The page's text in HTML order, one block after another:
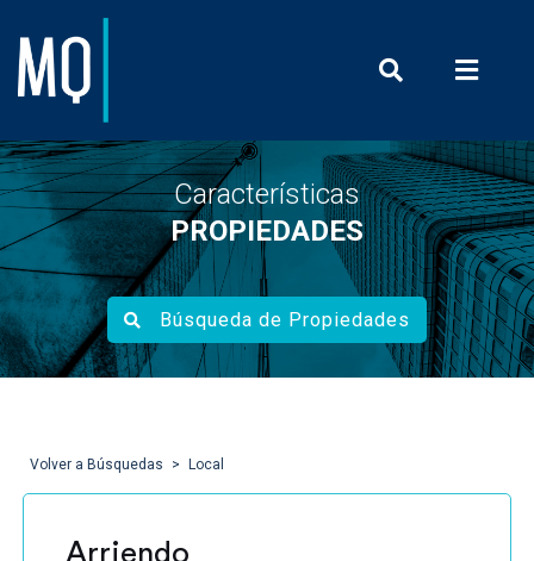
Características
PROPIEDADES
Búsqueda de Propiedades
Volver a Búsquedas Local
Arriendo